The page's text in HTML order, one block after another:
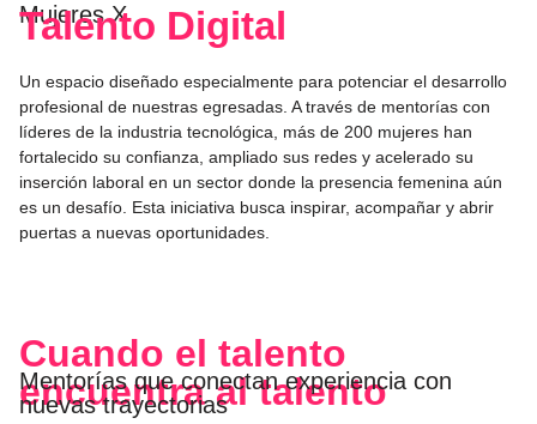
Mujeres X
Talento Digital
Un espacio diseñado especialmente para potenciar el desarrollo
profesional de nuestras egresadas. A través de mentorías con
líderes de la industria tecnológica, más de 200 mujeres han
fortalecido su confianza, ampliado sus redes y acelerado su
inserción laboral en un sector donde la presencia femenina aún
es un desafío. Esta iniciativa busca inspirar, acompañar y abrir
puertas a nuevas oportunidades.
Cuando el talento
encuentra al talento
Mentorías que conectan experiencia con
nuevas trayectorias